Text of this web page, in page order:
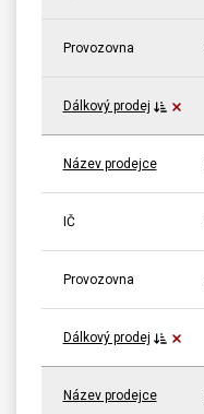
Provozovna
Dálkový prodej
Název prodejce
IČ
Provozovna
Dálkový prodej
Název prodejce